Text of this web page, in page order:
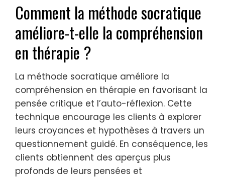
Comment la méthode socratique
améliore-t-elle la compréhension
en thérapie ?
La méthode socratique améliore la
compréhension en thérapie en favorisant la
pensée critique et l’auto-réflexion. Cette
technique encourage les clients à explorer
leurs croyances et hypothèses à travers un
questionnement guidé. En conséquence, les
clients obtiennent des aperçus plus
profonds de leurs pensées et